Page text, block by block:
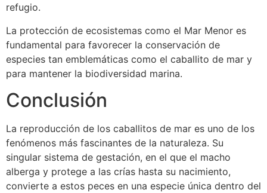
refugio.
La protección de ecosistemas como el Mar Menor es
fundamental para favorecer la conservación de
especies tan emblemáticas como el caballito de mar y
para mantener la biodiversidad marina.
Conclusión
La reproducción de los caballitos de mar es uno de los
fenómenos más fascinantes de la naturaleza. Su
singular sistema de gestación, en el que el macho
alberga y protege a las crías hasta su nacimiento,
convierte a estos peces en una especie única dentro del